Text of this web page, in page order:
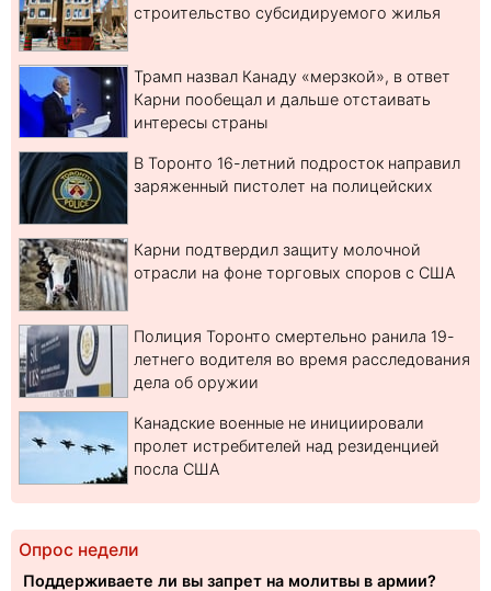
строительство субсидируемого жилья
Трамп назвал Канаду «мерзкой», в ответ
Карни пообещал и дальше отстаивать
интересы страны
В Торонто 16-летний подросток направил
заряженный пистолет на полицейских
Карни подтвердил защиту молочной
отрасли на фоне торговых споров с США
Полиция Торонто смертельно ранила 19-
летнего водителя во время расследования
дела об оружии
Канадские военные не инициировали
пролет истребителей над резиденцией
посла США
Опрос недели
Поддерживаете ли вы запрет на молитвы в армии?